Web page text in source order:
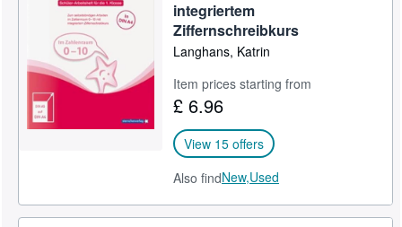
integriertem
Ziffernschreibkurs
Langhans, Katrin
Item prices starting from
£ 6.96
View 15 offers
Also findNew,Used